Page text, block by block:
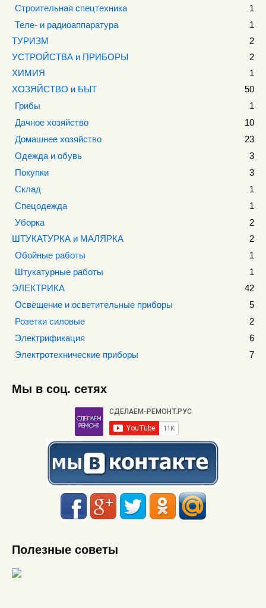
Строительная спецтехника
1
Теле- и радиоаппаратура
1
ТУРИЗМ
2
УСТРОЙСТВА и ПРИБОРЫ
2
ХИМИЯ
1
ХОЗЯЙСТВО и БЫТ
50
Грибы
1
Дачное хозяйство
10
Домашнее хозяйство
23
Одежда и обувь
3
Покупки
3
Склад
1
Спецодежда
1
Уборка
2
ШТУКАТУРКА и МАЛЯРКА
2
Обойные работы
1
Штукатурные работы
1
ЭЛЕКТРИКА
42
Освещение и осветительные приборы
5
Розетки силовые
2
Электрификация
6
Электротехнические приборы
7
Мы в соц. сетях
Полезные советы